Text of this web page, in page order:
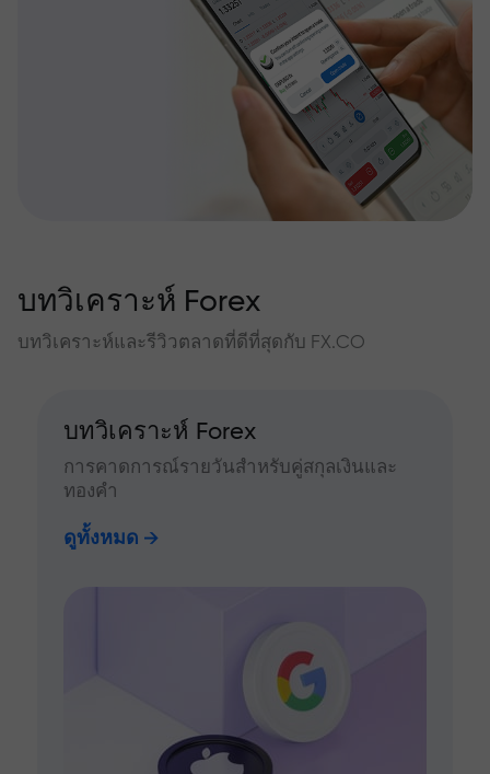
บทวิเคราะห์ Forex
บทวิเคราะห์และรีวิวตลาดที่ดีที่สุดกับ FX.CO
บทวิเคราะห์ Forex
การคาดการณ์รายวันสำหรับคู่สกุลเงินและ
ทองคำ
ดูทั้งหมด